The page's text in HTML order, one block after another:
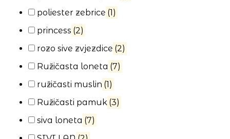
poliester zebrice (1)
princess (2)
rozo sive zvjezdice (2)
Ružičasta loneta (7)
ružičasti muslin (1)
Ružičasti pamuk (3)
siva loneta (7)